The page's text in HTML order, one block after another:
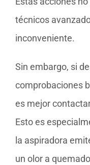
técnicos
inconveniente.
Sin embargo, si
comprobaciones
es mejor
Esto es
la aspiradora
un olor a